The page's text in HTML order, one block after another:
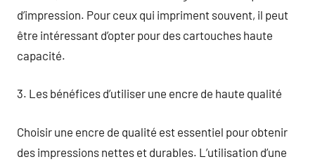
d’impression. Pour ceux qui impriment souvent, il peut
être intéressant d’opter pour des cartouches haute
capacité.
3. Les bénéfices d’utiliser une encre de haute qualité
Choisir une encre de qualité est essentiel pour obtenir
des impressions nettes et durables. L’utilisation d’une